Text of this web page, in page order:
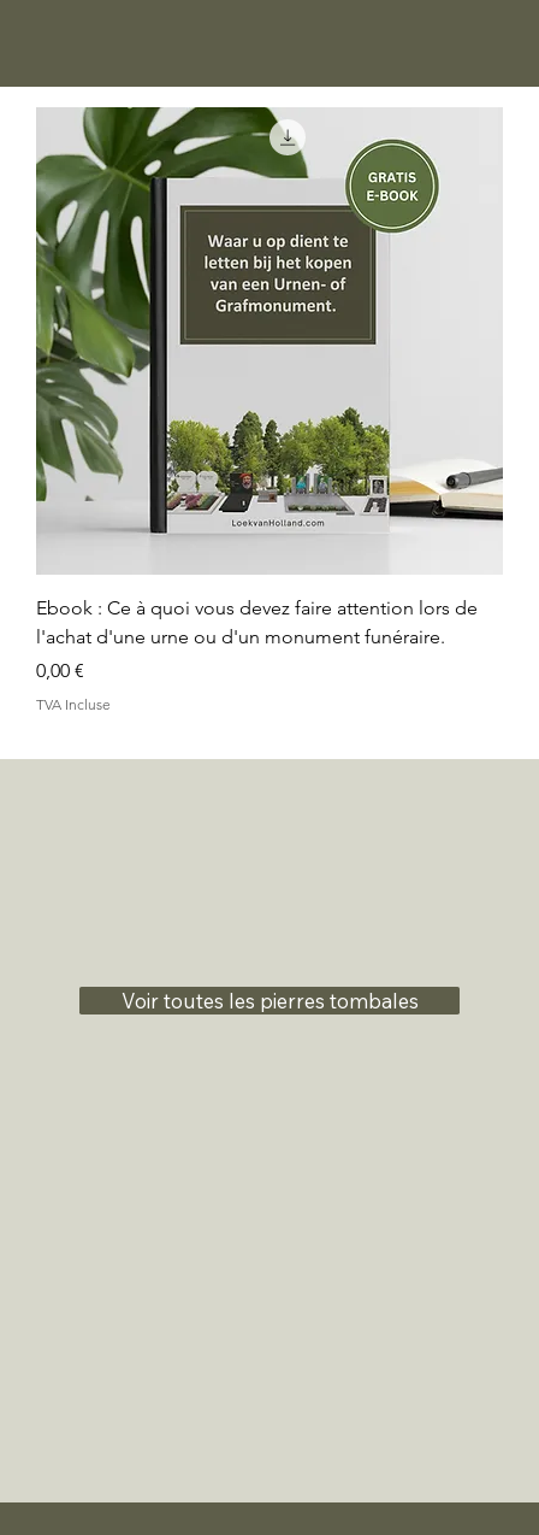
Ebook : Ce à quoi vous devez faire attention lors de
l'achat d'une urne ou d'un monument funéraire.
Prix
0,00 €
TVA Incluse
Voir toutes les pierres tombales